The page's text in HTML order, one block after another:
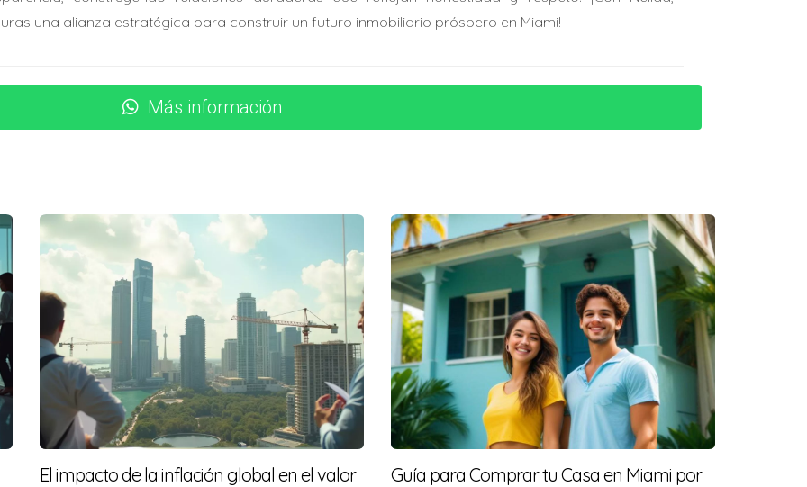
primerizos con pagos iniciales bajos.
quienes tienen un buen historial crediticio.
interese, el siguiente paso es negociar el precio. Aquí es donde puedes aplicar algunas tácticas
similares en la zona.
esto puede abrir la puerta a negociaciones posteriores.
pero mantén tus emociones bajo control durante las negociaciones.
pero también crítico. Asegúrate de revisar todos los documentos cuidadosamente y
que pueda guiarte a través del proceso.
una alianza estratégica para construir un futuro inmobiliario próspero en Miami!
Más información
El impacto de la inflación global en el valor
Guía para Comprar tu Casa en Miami por